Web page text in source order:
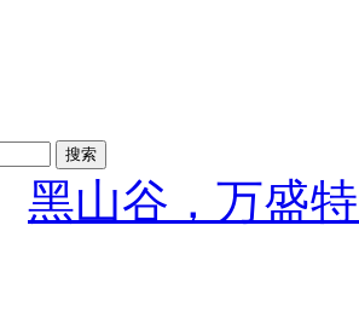
搜索
黑山谷，万盛